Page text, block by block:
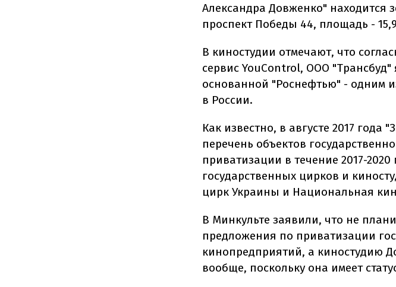
Александра Довженко" находится
проспект Победы 44, площадь -
В киностудии отмечают, что
сервис YouControl, ООО
основанной "Роснефтью" - одним
в России.
Как известно, в августе 2017 года
перечень объектов
приватизации в течение 2017-
государственных цирков и
цирк Украины и Национальная
В Минкульте заявили, что не
предложения по приватизации
кинопредприятий, а киностудию
вообще, поскольку она имеет